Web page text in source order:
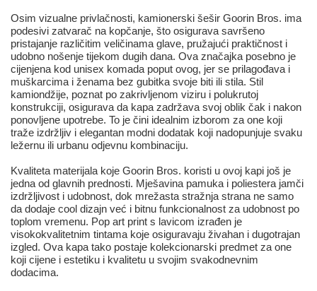
Osim vizualne privlačnosti, kamionerski šešir Goorin Bros. ima
podesivi zatvarač na kopčanje, što osigurava savršeno
pristajanje različitim veličinama glave, pružajući praktičnost i
udobno nošenje tijekom dugih dana. Ova značajka posebno je
cijenjena kod unisex komada poput ovog, jer se prilagođava i
muškarcima i ženama bez gubitka svoje biti ili stila. Stil
kamiondžije, poznat po zakrivljenom viziru i polukrutoj
konstrukciji, osigurava da kapa zadržava svoj oblik čak i nakon
ponovljene upotrebe. To je čini idealnim izborom za one koji
traže izdržljiv i elegantan modni dodatak koji nadopunjuje svaku
ležernu ili urbanu odjevnu kombinaciju.
Kvaliteta materijala koje Goorin Bros. koristi u ovoj kapi još je
jedna od glavnih prednosti. Mješavina pamuka i poliestera jamči
izdržljivost i udobnost, dok mrežasta stražnja strana ne samo
da dodaje cool dizajn već i bitnu funkcionalnost za udobnost po
toplom vremenu. Pop art print s lavicom izrađen je
visokokvalitetnim tintama koje osiguravaju živahan i dugotrajan
izgled. Ova kapa tako postaje kolekcionarski predmet za one
koji cijene i estetiku i kvalitetu u svojim svakodnevnim
dodacima.